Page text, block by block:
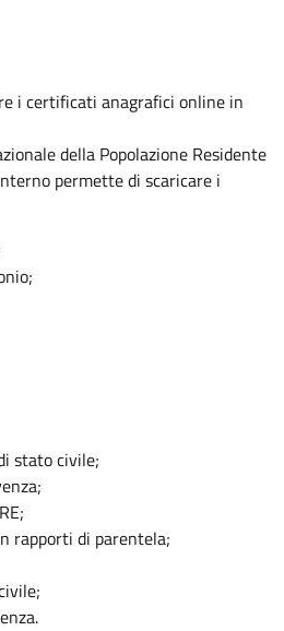
i certificati anagrafici online in
della Popolazione Residente
permette di scaricare i
stato civile;
rapporti di parentela;